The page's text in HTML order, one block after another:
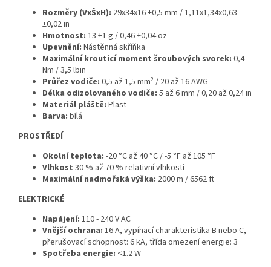
Rozměry (VxŠxH): 29x34x16 ±0,5 mm / 1,11x1,34x0,63
±0,02 in
Hmotnost: 13 ±1 g / 0,46 ±0,04 oz
Upevnění: Nástěnná skříňka
Maximální krouticí moment šroubových svorek: 0,4
Nm / 3,5 lbin
Průřez vodiče: 0,5 až 1,5 mm² / 20 až 16 AWG
Délka odizolovaného vodiče: 5 až 6 mm / 0,20 až 0,24 in
Materiál pláště: Plast
Barva: bílá
PROSTŘEDÍ
Okolní teplota: -20 °C až 40 °C / -5 °F až 105 °F
Vlhkost 30 % až 70 % relativní vlhkosti
Maximální nadmořská výška: 2000 m / 6562 ft
ELEKTRICKÉ
Napájení: 110 - 240 V AC
Vnější ochrana: 16 A, vypínací charakteristika B nebo C,
přerušovací schopnost: 6 kA, třída omezení energie: 3
Spotřeba energie: <1.2 W